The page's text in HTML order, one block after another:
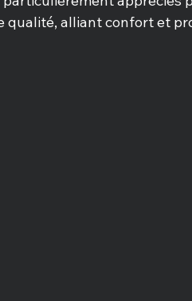
qualité, alliant confort et